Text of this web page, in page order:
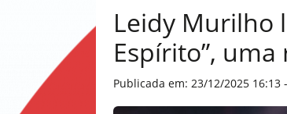
Leidy Murilho
Espírito”,
Publicada em: 23/12/2025 16:13 -